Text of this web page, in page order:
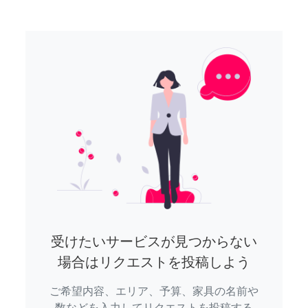
受けたいサービスが見つからない
場合はリクエストを投稿しよう
ご希望内容、エリア、予算、家具の名前や